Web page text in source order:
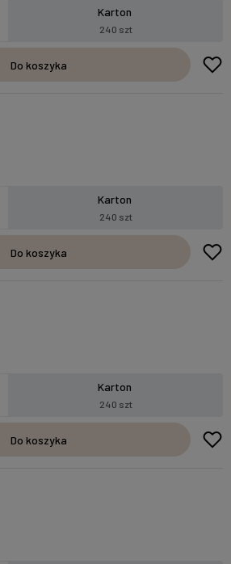
Karton
240 szt
Do koszyka
Karton
240 szt
Do koszyka
Karton
240 szt
Do koszyka